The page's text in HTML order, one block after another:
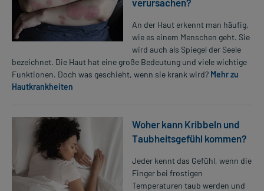
An der Haut erkennt man häufig,
wie es einem Menschen geht. Sie
wird auch als Spiegel der Seele
bezeichnet. Die Haut hat eine große Bedeutung und viele wichtige
Funktionen. Doch was geschieht, wenn sie krank wird? Mehr zu
Hautkrankheiten
Woher kann Kribbeln und
Taubheitsgefühl kommen?
Jeder kennt das Gefühl, wenn die
Finger bei frostigen
Temperaturen taub werden und